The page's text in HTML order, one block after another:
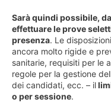
Sarà quindi possibile,
effettuare le prove
presenza. Le
ancora molto rigide e
sanitarie, requisiti per le
regole per la gestione
dei candidati, ecc. – il
o per sessione.